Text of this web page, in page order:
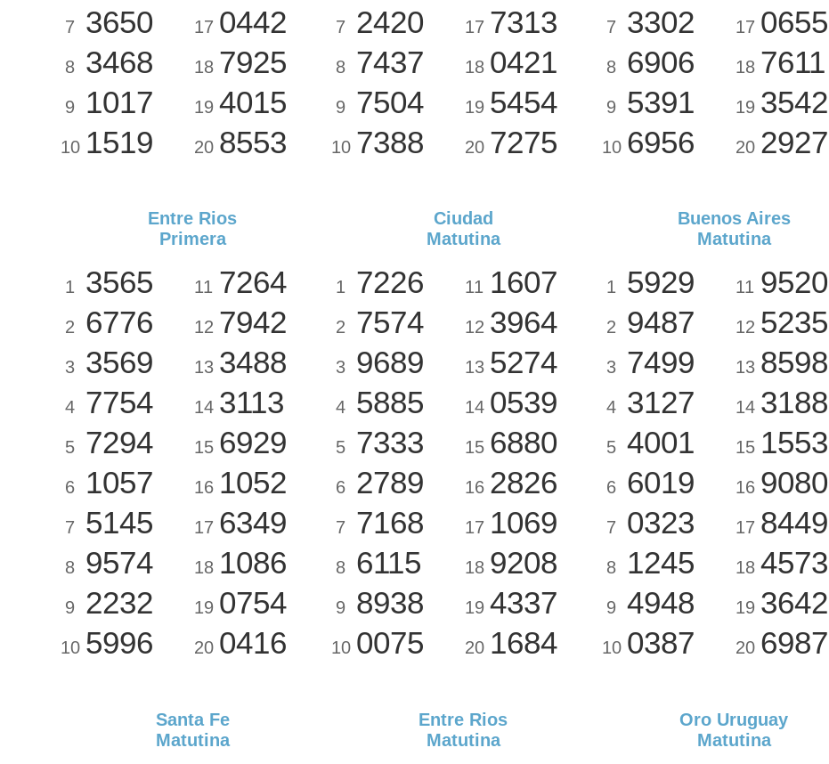
7 3650
8 3468
9 1017
10 1519
17 0442
18 7925
19 4015
20 8553
7 2420
8 7437
9 7504
10 7388
17 7313
18 0421
19 5454
20 7275
7 3302
8 6906
9 5391
10 6956
17 0655
18 7611
19 3542
20 2927
Entre Rios
Primera
1 3565
2 6776
3 3569
4 7754
5 7294
6 1057
7 5145
8 9574
9 2232
10 5996
11 7264
12 7942
13 3488
14 3113
15 6929
16 1052
17 6349
18 1086
19 0754
20 0416
Ciudad
Matutina
1 7226
2 7574
3 9689
4 5885
5 7333
6 2789
7 7168
8 6115
9 8938
10 0075
11 1607
12 3964
13 5274
14 0539
15 6880
16 2826
17 1069
18 9208
19 4337
20 1684
Buenos Aires
Matutina
1 5929
2 9487
3 7499
4 3127
5 4001
6 6019
7 0323
8 1245
9 4948
10 0387
11 9520
12 5235
13 8598
14 3188
15 1553
16 9080
17 8449
18 4573
19 3642
20 6987
Santa Fe
Matutina
Entre Rios
Matutina
Oro Uruguay
Matutina